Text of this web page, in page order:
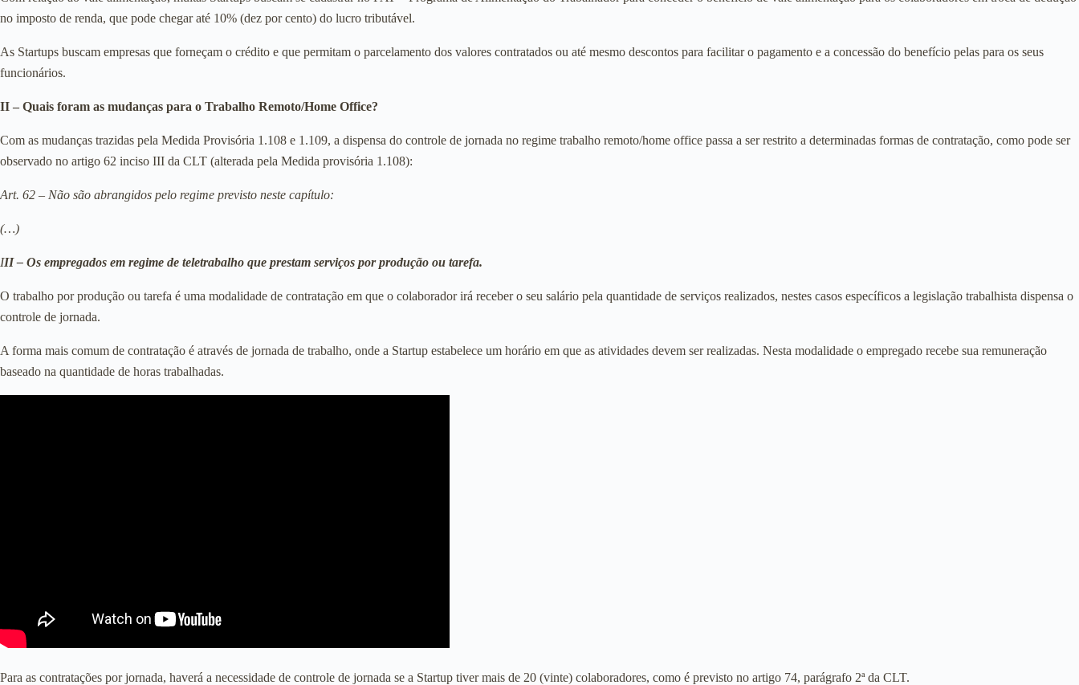
no imposto de renda, que pode chegar até 10% (dez por cento) do lucro tributável.
As Startups buscam empresas que forneçam o crédito e que permitam o parcelamento dos valores contratados ou até mesmo descontos para facilitar o pagamento e a concessão do benefício pelas para os seus
funcionários.
II – Quais foram as mudanças para o Trabalho Remoto/Home Office?
Com as mudanças trazidas pela Medida Provisória 1.108 e 1.109, a dispensa do controle de jornada no regime trabalho remoto/home office passa a ser restrito a determinadas formas de contratação, como pode ser
observado no artigo 62 inciso III da CLT (alterada pela Medida provisória 1.108):
Art. 62 – Não são abrangidos pelo regime previsto neste capítulo:
(…)
III – Os empregados em regime de teletrabalho que prestam serviços por produção ou tarefa.
O trabalho por produção ou tarefa é uma modalidade de contratação em que o colaborador irá receber o seu salário pela quantidade de serviços realizados, nestes casos específicos a legislação trabalhista dispensa o
controle de jornada.
A forma mais comum de contratação é através de jornada de trabalho, onde a Startup estabelece um horário em que as atividades devem ser realizadas. Nesta modalidade o empregado recebe sua remuneração
baseado na quantidade de horas trabalhadas.
Para as contratações por jornada, haverá a necessidade de controle de jornada se a Startup tiver mais de 20 (vinte) colaboradores, como é previsto no artigo 74, parágrafo 2ª da CLT.